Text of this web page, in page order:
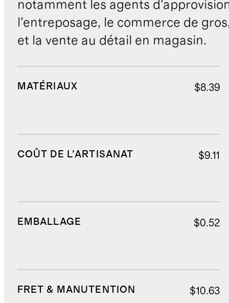
notamment les agents
l'entreposage, le commerce de
et la vente au détail en magasin.
MATÉRIAUX $8.39
COÛT DE L'ARTISANAT $9.11
EMBALLAGE $0.52
FRET & MANUTENTION $10.63